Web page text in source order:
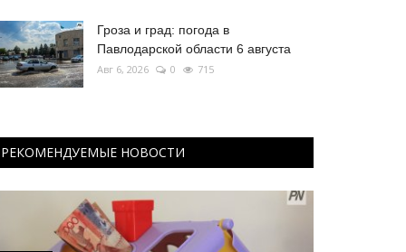
Гроза и град: погода в
Павлодарской области 6 августа
Авг 6, 2026 0 715
РЕКОМЕНДУЕМЫЕ НОВОСТИ